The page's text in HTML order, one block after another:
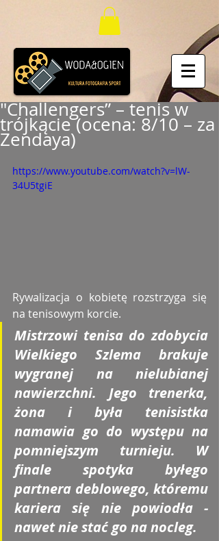
"Challengers” – tenis w
trójkącie (ocena: 8/10 – za
Zendaya)
https://www.youtube.com/watch?v=lW-
34U5tgiE
Rywalizacja o kobietę rozstrzyga się
na tenisowym korcie.
Mistrzowi tenisa do zdobycia
Wielkiego Szlema brakuje
wygranej na nielubianej
nawierzchni. Jego trenerka,
żona i była tenisistka
namawia go do występu na
pomniejszym turnieju. W
finale spotyka byłego
partnera deblowego, któremu
kariera się nie powiodła -
nawet nie stać go na nocleg.